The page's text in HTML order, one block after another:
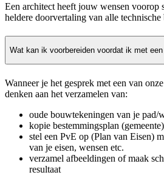
Een architect heeft jouw wensen voorop
heldere doorvertaling van alle technische
Wat kan ik voorbereiden voordat ik met
Wanneer je het gesprek met een van
denken aan het verzamelen van:
oude bouwtekeningen van je pad/
kopie bestemmingsplan (gemeente)
stel een PvE op (Plan van Eisen)
van je eisen, wensen etc.
verzamel afbeeldingen of maak
resultaat